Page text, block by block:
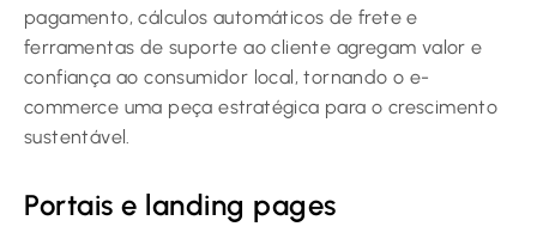
pagamento, cálculos automáticos de frete e
ferramentas de suporte ao cliente agregam valor e
confiança ao consumidor local, tornando o e-
commerce uma peça estratégica para o crescimento
sustentável.
Portais e landing pages